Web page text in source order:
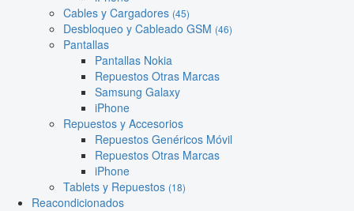
Cables y Cargadores (45)
Desbloqueo y Cableado GSM (46)
Pantallas
Pantallas Nokia
Repuestos Otras Marcas
Samsung Galaxy
iPhone
Repuestos y Accesorios
Repuestos Genéricos Móvil
Repuestos Otras Marcas
iPhone
Tablets y Repuestos (18)
Reacondicionados